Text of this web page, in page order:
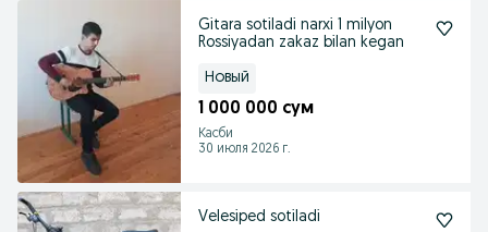
Gitara sotiladi narxi 1 milyon
Rossiyadan zakaz bilan kegan
Новый
1 000 000 сум
Касби
30 июля 2026 г.
Velesiped sotiladi